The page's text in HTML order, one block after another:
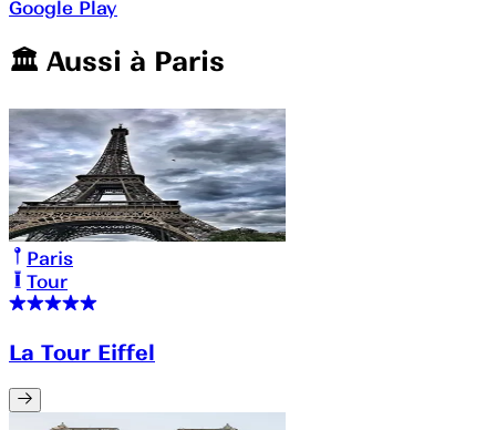
Google Play
🏛️️ Aussi à Paris
Paris
Tour
La Tour Eiffel